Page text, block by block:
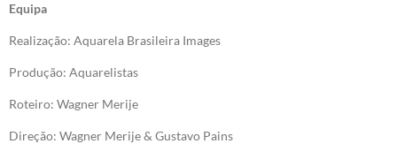
Equipa
Realização: Aquarela Brasileira Images
Produção: Aquarelistas
Roteiro: Wagner Merije
Direção: Wagner Merije & Gustavo Pains